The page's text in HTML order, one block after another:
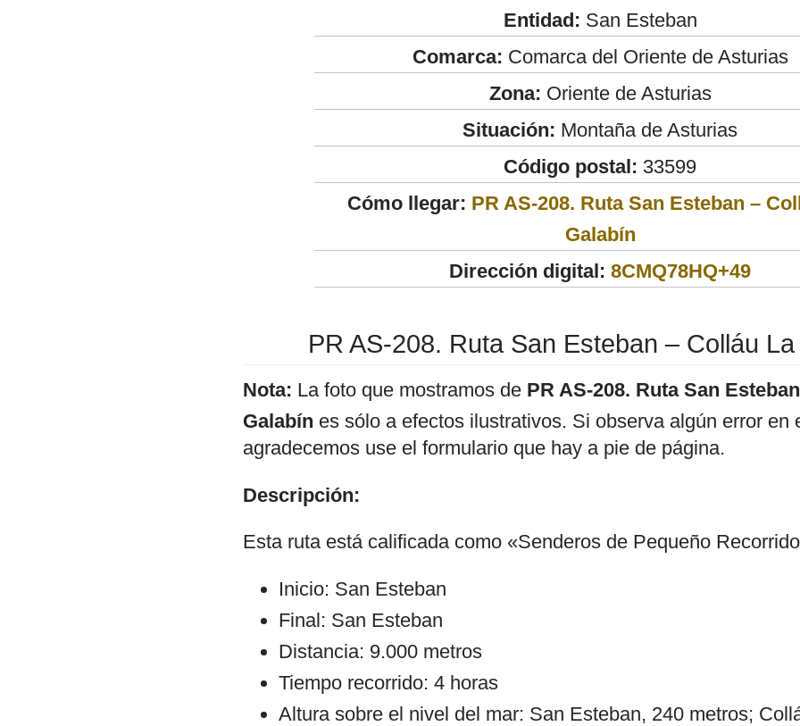
Entidad: San Esteban
Comarca: Comarca del Oriente de Asturias
Zona: Oriente de Asturias
Situación: Montaña de Asturias
Código postal: 33599
Cómo llegar: PR AS-208. Ruta San Esteban –
Galabín
Dirección digital: 8CMQ78HQ+49
PR AS-208. Ruta San Esteban – Colláu
Nota: La foto que mostramos de PR AS-208. Ruta San
Galabín es sólo a efectos ilustrativos. Si observa algún error en
agradecemos use el formulario que hay a pie de página.
Descripción:
Esta ruta está calificada como «Senderos de Pequeño
Inicio: San Esteban
Final: San Esteban
Distancia: 9.000 metros
Tiempo recorrido: 4 horas
Altura sobre el nivel del mar: San Esteban, 240 metros;